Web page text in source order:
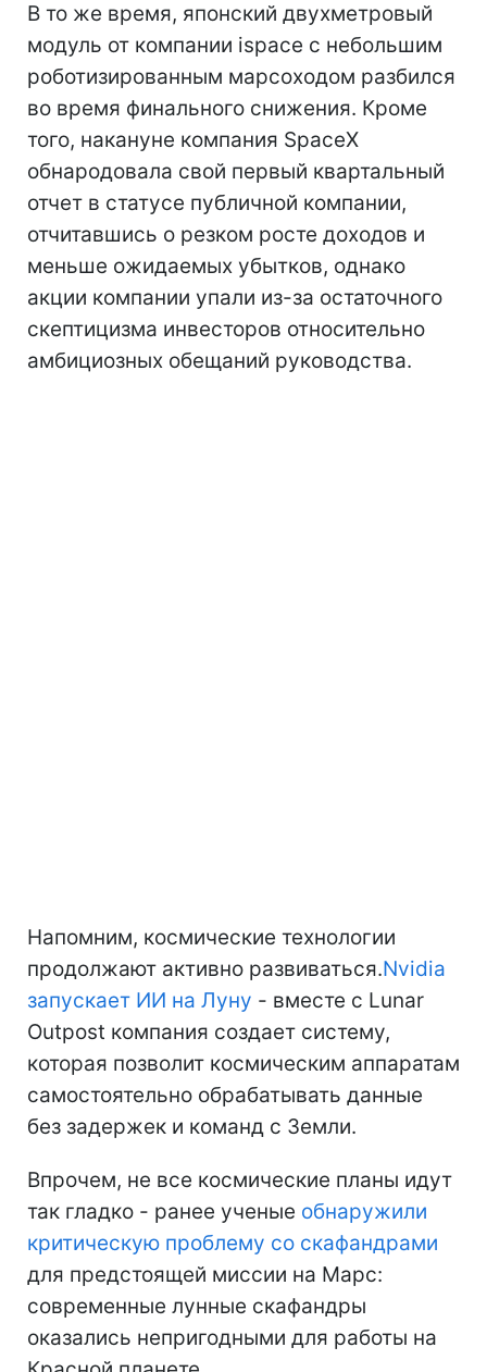
В то же время, японский двухметровый
модуль от компании ispace с небольшим
роботизированным марсоходом разбился
во время финального снижения. Кроме
того, накануне компания SpaceX
обнародовала свой первый квартальный
отчет в статусе публичной компании,
отчитавшись о резком росте доходов и
меньше ожидаемых убытков, однако
акции компании упали из-за остаточного
скептицизма инвесторов относительно
амбициозных обещаний руководства.
Напомним, космические технологии
продолжают активно развиваться.Nvidia
запускает ИИ на Луну - вместе с Lunar
Outpost компания создает систему,
которая позволит космическим аппаратам
самостоятельно обрабатывать данные
без задержек и команд с Земли.
Впрочем, не все космические планы идут
так гладко - ранее ученые обнаружили
критическую проблему со скафандрами
для предстоящей миссии на Марс:
современные лунные скафандры
оказались непригодными для работы на